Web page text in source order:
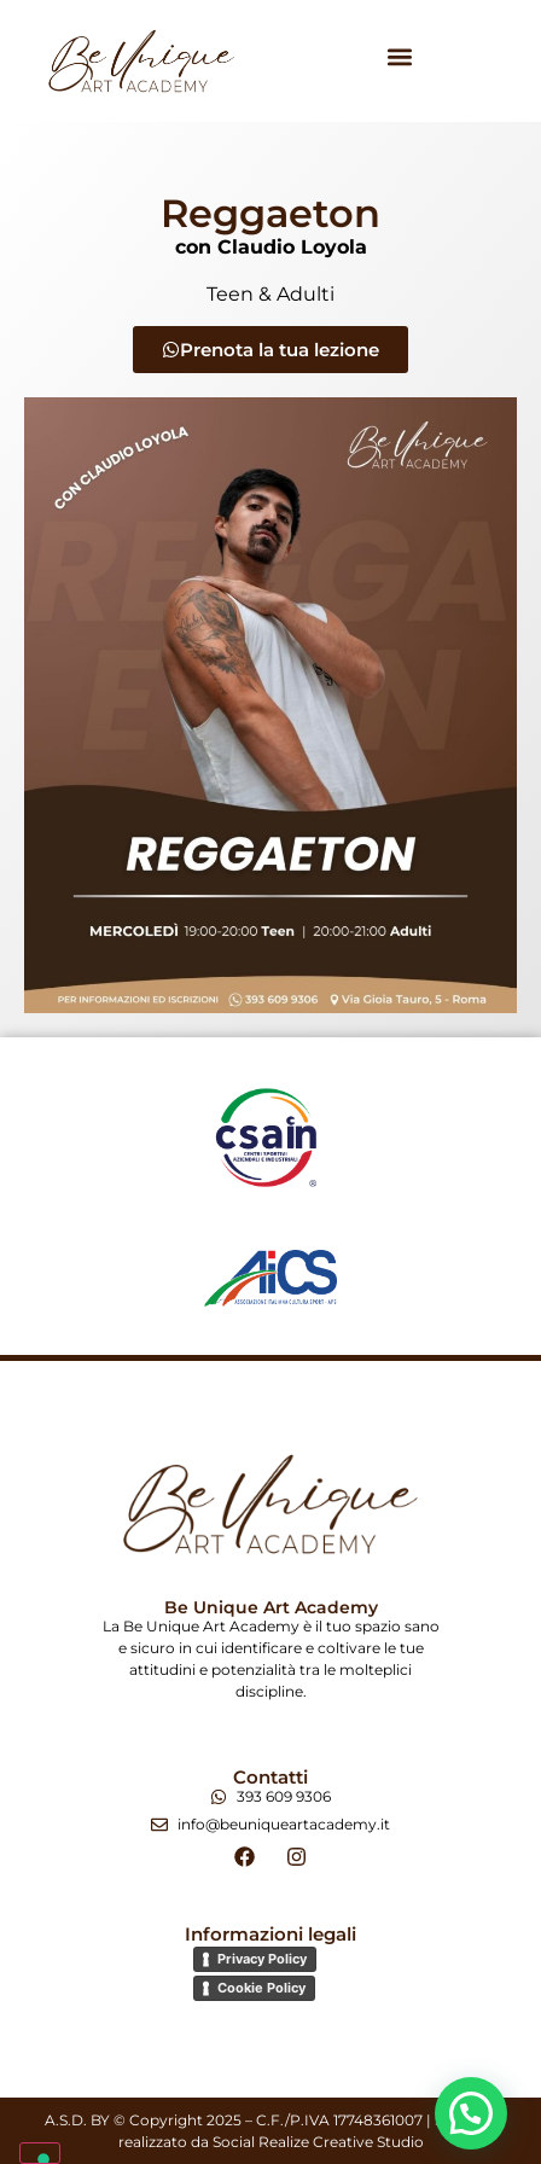
Reggaeton
con Claudio Loyola
Teen & Adulti
Prenota la tua lezione
Be Unique Art Academy
La Be Unique Art Academy è il tuo spazio sano
e sicuro in cui identificare e coltivare le tue
attitudini e potenzialità tra le molteplici
discipline.
Contatti
393 609 9306
info@beuniqueartacademy.it
Informazioni legali
Privacy Policy
Cookie Policy
A.S.D. BY © Copyright 2025 – C.F./P.IVA 17748361007 | Sito web
realizzato da Social Realize Creative Studio